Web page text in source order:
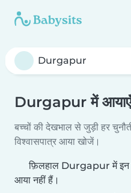
Durgapur में आयाएँ
बच्चों की देखभाल से जुड़ी हर
विश्वासपात्र आया खोजें।
फ़िलहाल Durgapur में इन
आया नहीं हैं।